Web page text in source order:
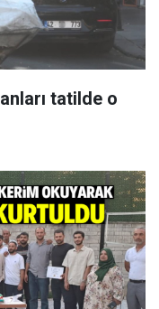
tatilde o